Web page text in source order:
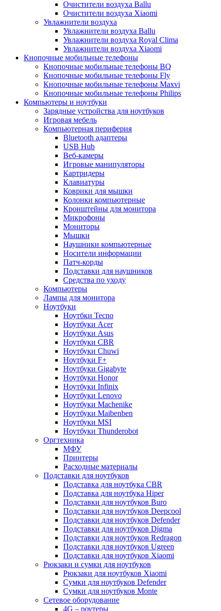
Очистители воздуха Ballu
Очистители воздуха Xiaomi
Увлажнители воздуха
Увлажнители воздуха Ballu
Увлажнители воздуха Royal Clima
Увлажнители воздуха Xiaomi
Кнопочные мобильные телефоны
Кнопочные мобильные телефоны BQ
Кнопочные мобильные телефоны Fly
Кнопочные мобильные телефоны Maxvi
Кнопочные мобильные телефоны Philips
Компьютеры и ноутбуки
Зарядные устройства для ноутбуков
Игровая мебель
Компьютерная периферия
Bluetooth адаптеры
USB Hub
Веб-камеры
Игровые манипуляторы
Картридеры
Клавиатуры
Коврики для мышки
Колонки компьютерные
Кронштейны для монитора
Микрофоны
Мониторы
Мышки
Наушники компьютерные
Носители информации
Патч-корды
Подставки для наушников
Средства по уходу
Компьютеры
Лампы для монитора
Ноутбуки
Ноутбки Tecno
Ноутбуки Acer
Ноутбуки Asus
Ноутбуки CBR
Ноутбуки Chuwi
Ноутбуки F+
Ноутбуки Gigabyte
Ноутбуки Honor
Ноутбуки Infinix
Ноутбуки Lenovo
Ноутбуки Machenike
Ноутбуки Maibenben
Ноутбуки MSI
Ноутбуки Thunderobot
Оргтехника
МФУ
Принтеры
Расходные материалы
Подставки для ноутбуков
Подставка для ноутбука CBR
Подставка для ноутбука Hiper
Подставки для ноутбуков Buro
Подставки для ноутбуков Deepcool
Подставки для ноутбуков Defender
Подставки для ноутбуков Digma
Подставки для ноутбуков Redragon
Подставки для ноутбуков Ugreen
Подставки для ноутбуков Xiaomi
Рюкзаки и сумки для ноутбуков
Рюкзаки для ноутбуков Xiaomi
Сумки для ноутбуков Defender
Сумки для ноутбуков Monte
Сетевое оборудование
4G – роутеры